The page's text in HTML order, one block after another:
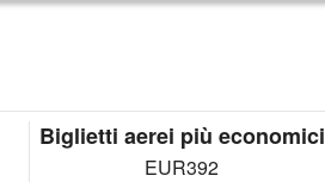
Biglietti aerei più economici
EUR392